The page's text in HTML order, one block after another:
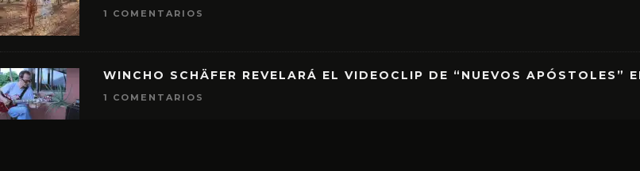
1 COMENTARIOS
WINCHO SCHÄFER REVELARÁ EL VIDEOCLIP DE “NUEVOS APÓSTOLES”
1 COMENTARIOS